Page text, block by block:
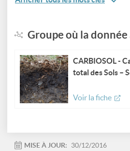
Groupe où la
CARBIOSOL -
total des Sols –
Voir la fiche
MISE À JOUR:
30/12/2016